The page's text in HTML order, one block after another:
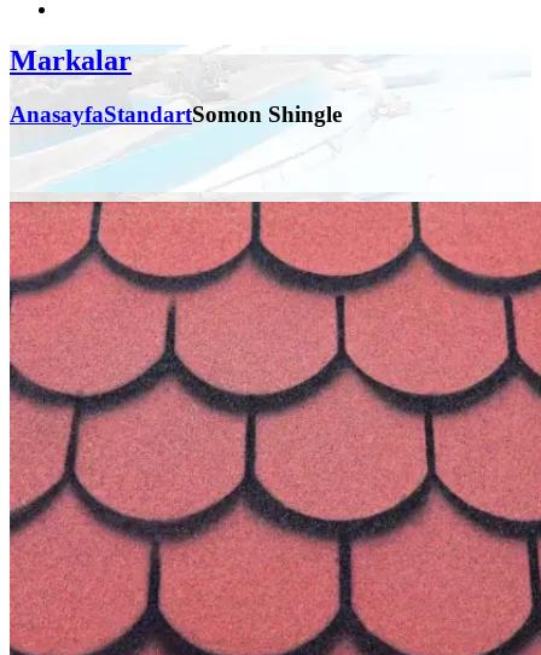
Markalar
AnasayfaStandartSomon Shingle